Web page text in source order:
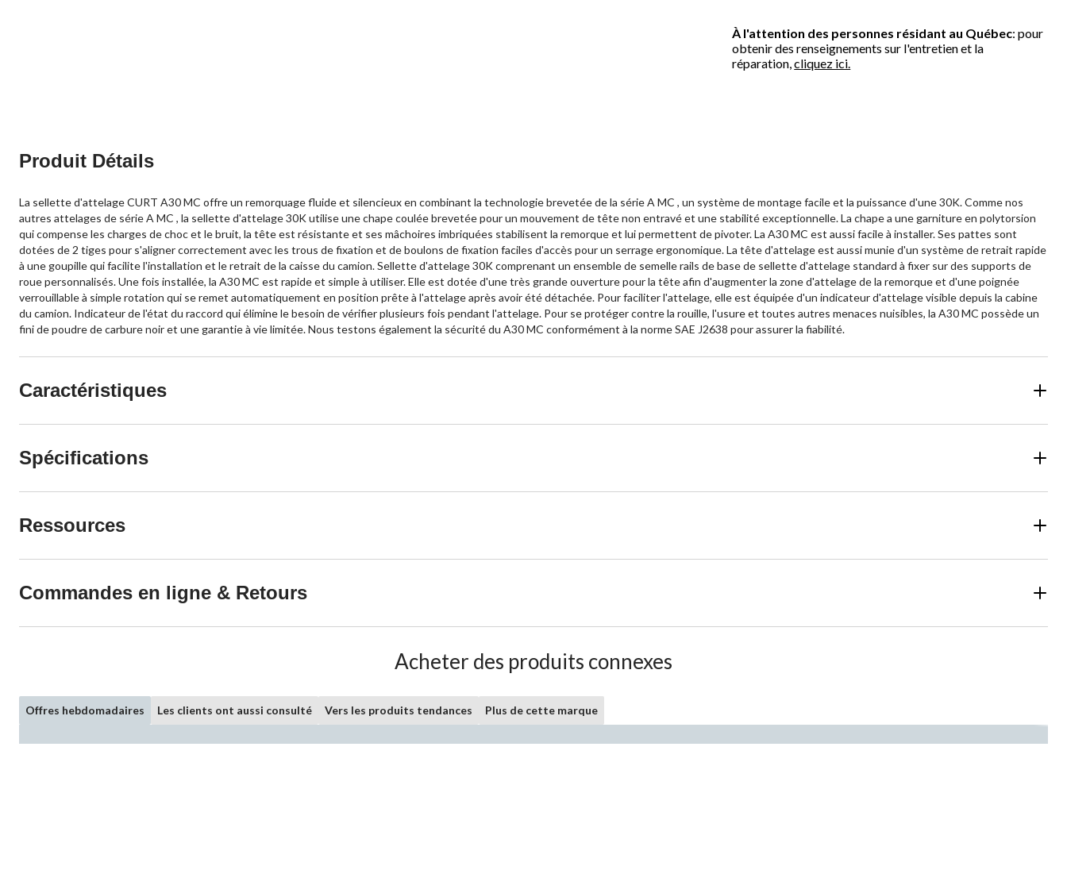
À l'attention des personnes résidant au Québec: pour
obtenir des renseignements sur l'entretien et la
réparation,cliquez ici.
Produit Détails
La sellette d'attelage CURT A30 MC offre un remorquage fluide et silencieux en combinant la technologie brevetée de la série A MC , un système de montage facile et la puissance d'une 30K. Comme nos
autres attelages de série A MC , la sellette d'attelage 30K utilise une chape coulée brevetée pour un mouvement de tête non entravé et une stabilité exceptionnelle. La chape a une garniture en polytorsion
qui compense les charges de choc et le bruit, la tête est résistante et ses mâchoires imbriquées stabilisent la remorque et lui permettent de pivoter. La A30 MC est aussi facile à installer. Ses pattes sont
dotées de 2 tiges pour s'aligner correctement avec les trous de fixation et de boulons de fixation faciles d'accès pour un serrage ergonomique. La tête d'attelage est aussi munie d'un système de retrait rapide
à une goupille qui facilite l'installation et le retrait de la caisse du camion. Sellette d'attelage 30K comprenant un ensemble de semelle rails de base de sellette d'attelage standard à fixer sur des supports de
roue personnalisés. Une fois installée, la A30 MC est rapide et simple à utiliser. Elle est dotée d'une très grande ouverture pour la tête afin d'augmenter la zone d'attelage de la remorque et d'une poignée
verrouillable à simple rotation qui se remet automatiquement en position prête à l'attelage après avoir été détachée. Pour faciliter l'attelage, elle est équipée d'un indicateur d'attelage visible depuis la cabine
du camion. Indicateur de l'état du raccord qui élimine le besoin de vérifier plusieurs fois pendant l'attelage. Pour se protéger contre la rouille, l'usure et toutes autres menaces nuisibles, la A30 MC possède un
fini de poudre de carbure noir et une garantie à vie limitée. Nous testons également la sécurité du A30 MC conformément à la norme SAE J2638 pour assurer la fiabilité.
Caractéristiques
Spécifications
Ressources
Commandes en ligne & Retours
Acheter des produits connexes
Offres hebdomadaires Les clients ont aussi consulté Vers les produits tendances Plus de cette marque